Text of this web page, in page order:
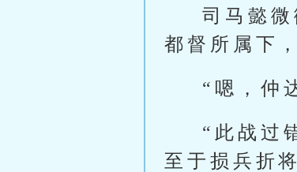
司马懿
都督所属下
“嗯，仲
“此战过
至于损兵折